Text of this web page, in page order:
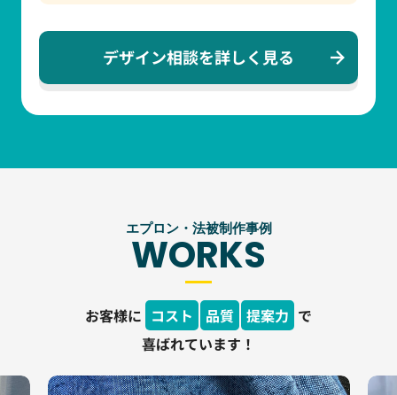
デザイン相談を詳しく見る
エプロン・法被制作事例
WORKS
お客様に コスト 品質 提案力 で
喜ばれています！